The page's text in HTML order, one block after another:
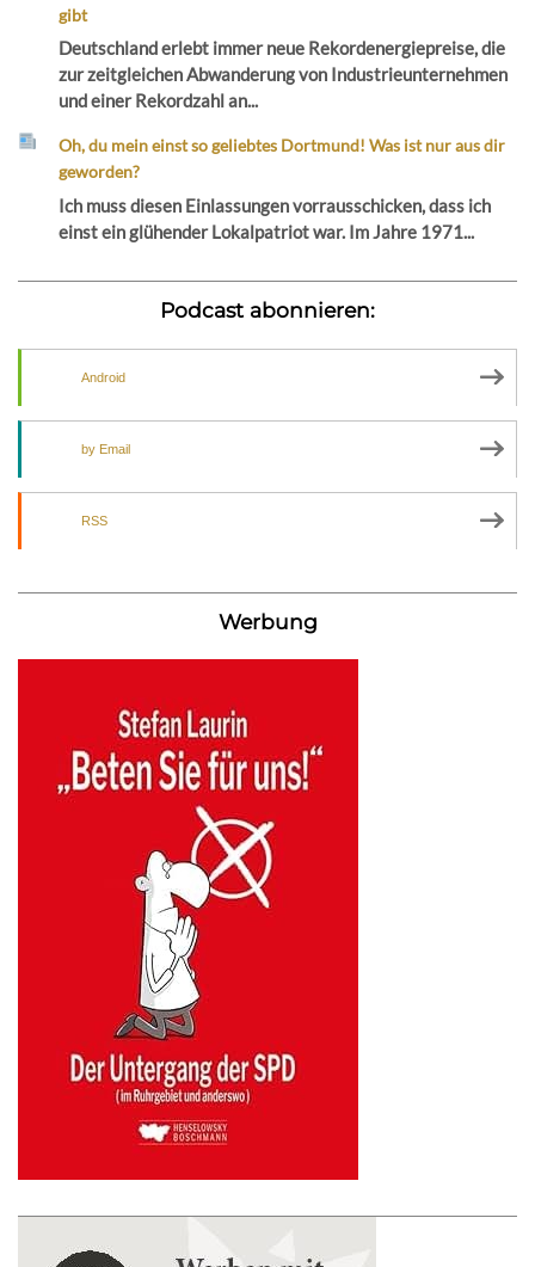
gibt
Deutschland erlebt immer neue Rekordenergiepreise, die
zur zeitgleichen Abwanderung von Industrieunternehmen
und einer Rekordzahl an...
Oh, du mein einst so geliebtes Dortmund! Was ist nur aus dir
geworden?
Ich muss diesen Einlassungen vorrausschicken, dass ich
einst ein glühender Lokalpatriot war. Im Jahre 1971...
Podcast abonnieren:
Android
by Email
RSS
Werbung